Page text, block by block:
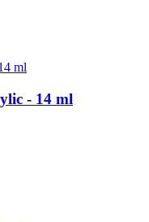
- 14 ml